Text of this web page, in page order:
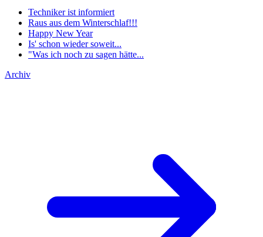
Techniker ist informiert
Raus aus dem Winterschlaf!!!
Happy New Year
Is' schon wieder soweit...
"Was ich noch zu sagen hätte...
Archiv